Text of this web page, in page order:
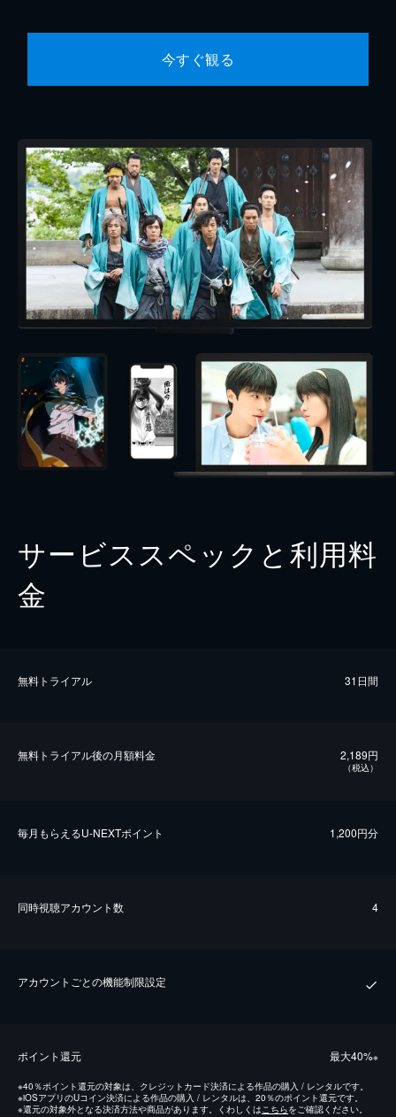
今すぐ観る
サービススペックと利用料
金
無料トライアル 31日間
無料トライアル後の⽉額料金 2,189円
（税込）
毎⽉もらえるU-NEXTポイント 1,200円分
同時視聴アカウント数 4
アカウントごとの機能制限設定
ポイント還元 最⼤40%※
※40％ポイント還元の対象は、クレジットカード決済による作品の購入 / レンタルです。
※iOSアプリのUコイン決済による作品の購入 / レンタルは、20％のポイント還元です。
※還元の対象外となる決済方法や商品があります。くわしくはこちらをご確認ください。